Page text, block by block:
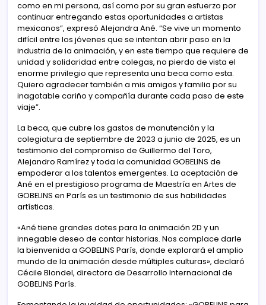
como en mi persona, así como por su gran esfuerzo por
continuar entregando estas oportunidades a artistas
mexicanos”, expresó Alejandra Ané. “Se vive un momento
difícil entre los jóvenes que se intentan abrir paso en la
industria de la animación, y en este tiempo que requiere de
unidad y solidaridad entre colegas, no pierdo de vista el
enorme privilegio que representa una beca como esta.
Quiero agradecer también a mis amigos y familia por su
inagotable cariño y compañía durante cada paso de este
viaje”.
La beca, que cubre los gastos de manutención y la
colegiatura de septiembre de 2023 a junio de 2025, es un
testimonio del compromiso de Guillermo del Toro,
Alejandro Ramírez y toda la comunidad GOBELINS de
empoderar a los talentos emergentes. La aceptación de
Ané en el prestigioso programa de Maestría en Artes de
GOBELINS en París es un testimonio de sus habilidades
artísticas.
«Ané tiene grandes dotes para la animación 2D y un
innegable deseo de contar historias. Nos complace darle
la bienvenida a GOBELINS París, donde explorará el amplio
mundo de la animación desde múltiples culturas», declaró
Cécile Blondel, directora de Desarrollo Internacional de
GOBELINS París.